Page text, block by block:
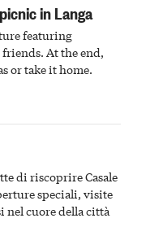
in Langa
featuring
At the end,
or take it home.
di riscoprire Casale
speciali, visite
nel cuore della città